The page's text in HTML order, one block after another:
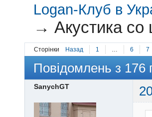
Logan-Клуб в
→Акустика со
Сторінки Назад 1 … 6 7
Повідомлень з 176
SanychGT